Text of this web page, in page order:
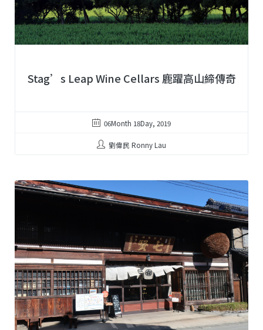
Stag’s Leap Wine Cellars 鹿躍高山締傳奇
06Month 18Day, 2019
劉偉民 Ronny Lau